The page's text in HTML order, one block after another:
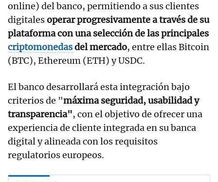
online) del banco, permitiendo a sus clientes
digitalesoperar progresivamente a través de su
plataforma con una selección de las principales
criptomonedasdel mercado, entre ellas Bitcoin
(BTC), Ethereum (ETH) y USDC.
El banco desarrollará esta integración bajo
criterios de "máxima seguridad, usabilidad y
transparencia", con el objetivo de ofrecer una
experiencia de cliente integrada en su banca
digital y alineada con los requisitos
regulatorios europeos.